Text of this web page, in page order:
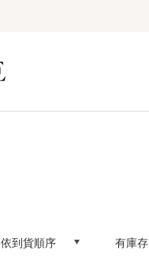
依到貨順序 有庫存